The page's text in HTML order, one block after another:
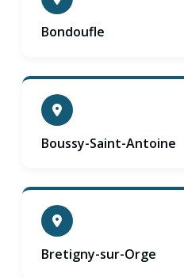
Bondoufle
Boussy-Saint-Antoine
Bretigny-sur-Orge